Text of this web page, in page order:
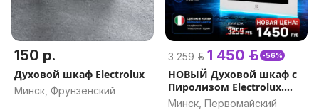
150 р.
Духовой шкаф Electrolux
Минск, Фрунзенский
3 259 р. 1 450 р. -56%
НОВЫЙ Духовой шкаф с
Пиролизом Electrolux.
Гарантия. Доставка
Минск, Первомайский